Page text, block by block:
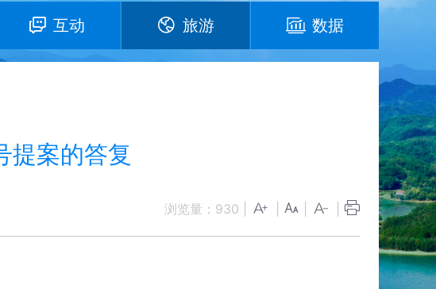
互动 旅游 数据
提案的答复
浏览量： 930